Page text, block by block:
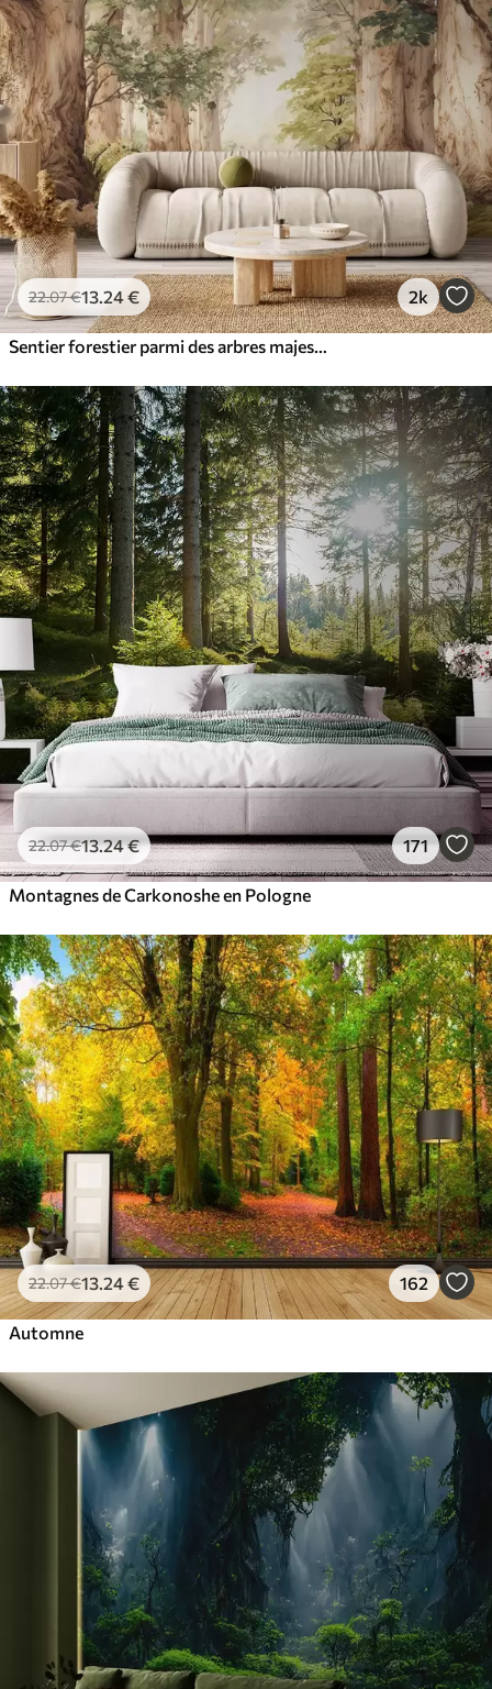
22.07€13 .24€ 2k
22.07€13.24€ 171
Montagnes de Carkonoshe en Pologne
22.07€13.24€ 162
Automne